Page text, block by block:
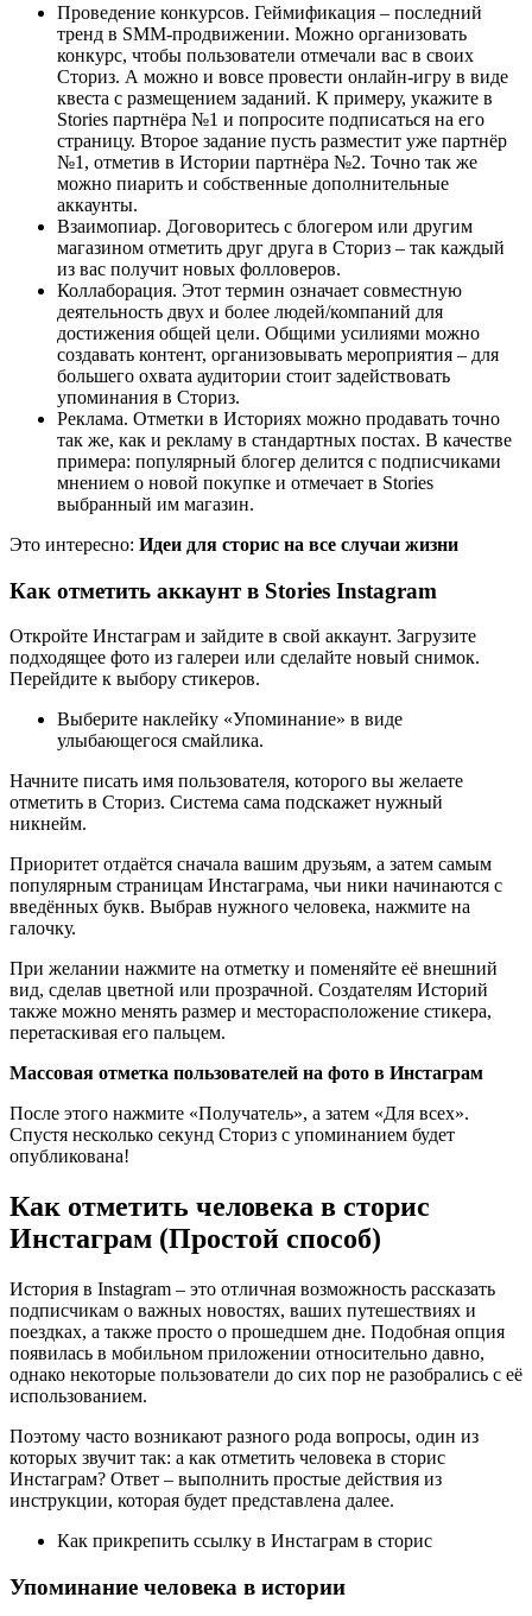
Проведение конкурсов. Геймификация – последний
тренд в SMM-продвижении. Можно организовать
конкурс, чтобы пользователи отмечали вас в своих
Сториз. А можно и вовсе провести онлайн-игру в виде
квеста с размещением заданий. К примеру, укажите в
Stories партнёра №1 и попросите подписаться на его
страницу. Второе задание пусть разместит уже партнёр
№1, отметив в Истории партнёра №2. Точно так же
можно пиарить и собственные дополнительные
аккаунты.
Взаимопиар. Договоритесь с блогером или другим
магазином отметить друг друга в Сториз – так каждый
из вас получит новых фолловеров.
Коллаборация. Этот термин означает совместную
деятельность двух и более людей/компаний для
достижения общей цели. Общими усилиями можно
создавать контент, организовывать мероприятия – для
большего охвата аудитории стоит задействовать
упоминания в Сториз.
Реклама. Отметки в Историях можно продавать точно
так же, как и рекламу в стандартных постах. В качестве
примера: популярный блогер делится с подписчиками
мнением о новой покупке и отмечает в Stories
выбранный им магазин.
Это интересно: Идеи для сторис на все случаи жизни
Как отметить аккаунт в Stories Instagram
Откройте Инстаграм и зайдите в свой аккаунт. Загрузите
подходящее фото из галереи или сделайте новый снимок.
Перейдите к выбору стикеров.
Выберите наклейку «Упоминание» в виде
улыбающегося смайлика.
Начните писать имя пользователя, которого вы желаете
отметить в Сториз. Система сама подскажет нужный
никнейм.
Приоритет отдаётся сначала вашим друзьям, а затем самым
популярным страницам Инстаграма, чьи ники начинаются с
введённых букв. Выбрав нужного человека, нажмите на
галочку.
При желании нажмите на отметку и поменяйте её внешний
вид, сделав цветной или прозрачной. Создателям Историй
также можно менять размер и месторасположение стикера,
перетаскивая его пальцем.
Массовая отметка пользователей на фото в Инстаграм
После этого нажмите «Получатель», а затем «Для всех».
Спустя несколько секунд Сториз с упоминанием будет
опубликована!
Как отметить человека в сторис
Инстаграм (Простой способ)
История в Instagram – это отличная возможность рассказать
подписчикам о важных новостях, ваших путешествиях и
поездках, а также просто о прошедшем дне. Подобная опция
появилась в мобильном приложении относительно давно,
однако некоторые пользователи до сих пор не разобрались с её
использованием.
Поэтому часто возникают разного рода вопросы, один из
которых звучит так: а как отметить человека в сторис
Инстаграм? Ответ – выполнить простые действия из
инструкции, которая будет представлена далее.
Как прикрепить ссылку в Инстаграм в сторис
Упоминание человека в истории